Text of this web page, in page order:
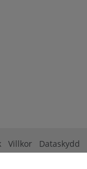
Villkor Dataskydd